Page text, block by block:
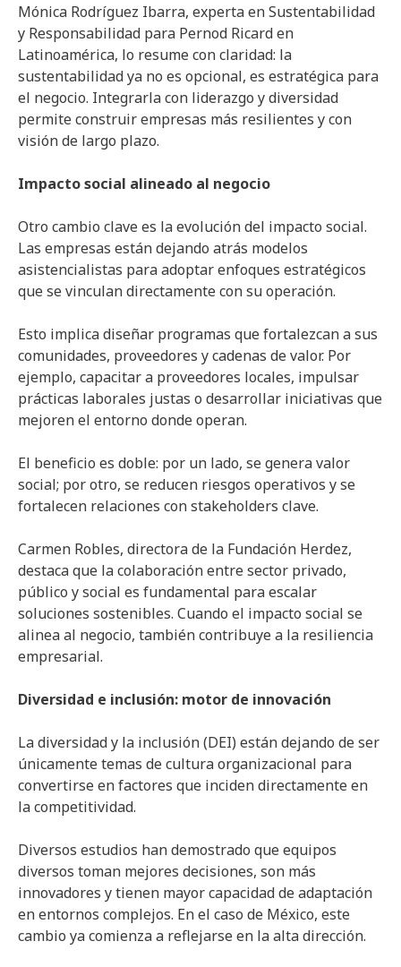
Mónica Rodríguez Ibarra, experta en Sustentabilidad
y Responsabilidad para Pernod Ricard en
Latinoamérica, lo resume con claridad: la
sustentabilidad ya no es opcional, es estratégica para
el negocio. Integrarla con liderazgo y diversidad
permite construir empresas más resilientes y con
visión de largo plazo.
Impacto social alineado al negocio
Otro cambio clave es la evolución del impacto social.
Las empresas están dejando atrás modelos
asistencialistas para adoptar enfoques estratégicos
que se vinculan directamente con su operación.
Esto implica diseñar programas que fortalezcan a sus
comunidades, proveedores y cadenas de valor. Por
ejemplo, capacitar a proveedores locales, impulsar
prácticas laborales justas o desarrollar iniciativas que
mejoren el entorno donde operan.
El beneficio es doble: por un lado, se genera valor
social; por otro, se reducen riesgos operativos y se
fortalecen relaciones con stakeholders clave.
Carmen Robles, directora de la Fundación Herdez,
destaca que la colaboración entre sector privado,
público y social es fundamental para escalar
soluciones sostenibles. Cuando el impacto social se
alinea al negocio, también contribuye a la resiliencia
empresarial.
Diversidad e inclusión: motor de innovación
La diversidad y la inclusión (DEI) están dejando de ser
únicamente temas de cultura organizacional para
convertirse en factores que inciden directamente en
la competitividad.
Diversos estudios han demostrado que equipos
diversos toman mejores decisiones, son más
innovadores y tienen mayor capacidad de adaptación
en entornos complejos. En el caso de México, este
cambio ya comienza a reflejarse en la alta dirección.